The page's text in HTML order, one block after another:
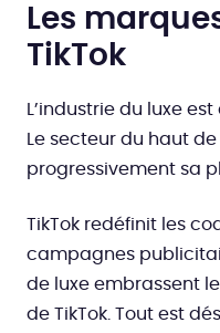
Les
TikTok
L’industrie du luxe
Le secteur du haut
progressivement sa
TikTok redéfinit les
campagnes
de luxe embrassent
de TikTok. Tout est